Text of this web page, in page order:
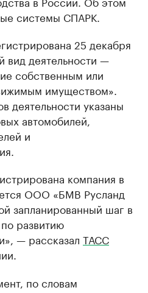
системы СПАРК.
25 декабря
вид деятельности —
собственным или
имуществом».
деятельности указаны
автомобилей,
и
компания в
ООО «БМВ Русланд
запланированный шаг в
развитию
— рассказал ТАСС
по словам